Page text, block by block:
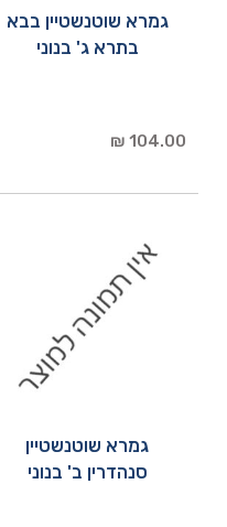
גמרא שוטנשטיין בבא
בתרא ג' בנוני
104.00 ₪
גמרא שוטנשטיין
סנהדרין ב' בנוני